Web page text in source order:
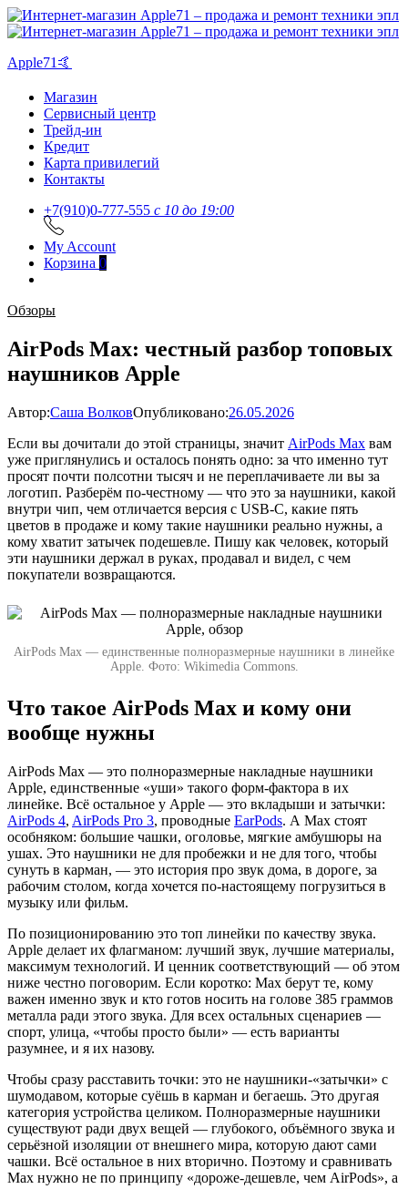
Apple71🤙
Магазин
Сервисный центр
Трейд-ин
Кредит
Карта привилегий
Контакты
+7(910)0-777-555 c 10 до 19:00
My Account
Корзина 0
Обзоры
AirPods Max: честный разбор топовых
наушников Apple
Автор:Саша ВолковОпубликовано:26.05.2026
Если вы дочитали до этой страницы, значит AirPods Max вам
уже приглянулись и осталось понять одно: за что именно тут
просят почти полсотни тысяч и не переплачиваете ли вы за
логотип. Разберём по-честному — что это за наушники, какой
внутри чип, чем отличается версия с USB-C, какие пять
цветов в продаже и кому такие наушники реально нужны, а
кому хватит затычек подешевле. Пишу как человек, который
эти наушники держал в руках, продавал и видел, с чем
покупатели возвращаются.
AirPods Max — единственные полноразмерные наушники в линейке
Apple. Фото: Wikimedia Commons.
Что такое AirPods Max и кому они
вообще нужны
AirPods Max — это полноразмерные накладные наушники
Apple, единственные «уши» такого форм-фактора в их
линейке. Всё остальное у Apple — это вкладыши и затычки:
AirPods 4, AirPods Pro 3, проводные EarPods. А Max стоят
особняком: большие чашки, оголовье, мягкие амбушюры на
ушах. Это наушники не для пробежки и не для того, чтобы
сунуть в карман, — это история про звук дома, в дороге, за
рабочим столом, когда хочется по-настоящему погрузиться в
музыку или фильм.
По позиционированию это топ линейки по качеству звука.
Apple делает их флагманом: лучший звук, лучшие материалы,
максимум технологий. И ценник соответствующий — об этом
ниже честно поговорим. Если коротко: Max берут те, кому
важен именно звук и кто готов носить на голове 385 граммов
металла ради этого звука. Для всех остальных сценариев —
спорт, улица, «чтобы просто были» — есть варианты
разумнее, и я их назову.
Чтобы сразу расставить точки: это не наушники-«затычки» с
шумодавом, которые суёшь в карман и бегаешь. Это другая
категория устройства целиком. Полноразмерные наушники
существуют ради двух вещей — глубокого, объёмного звука и
серьёзной изоляции от внешнего мира, которую дают сами
чашки. Всё остальное в них вторично. Поэтому и сравнивать
Max нужно не по принципу «дороже-дешевле, чем AirPods», а